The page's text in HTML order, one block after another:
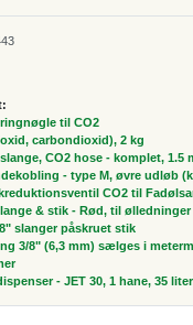
til CO2
carbondioxid), 2 kg
CO2 hose - komplet, 1.5
- type M, øvre udløb
CO2 til
& stik - Rød, til
slanger påskruet stik
3/8" (6,3 mm) sælges i
- JET 30, 1 hane, 35